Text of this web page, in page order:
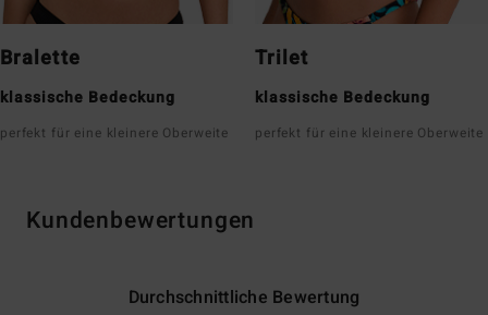
Bralette
klassische Bedeckung
perfekt für eine kleinere Oberweite
Trilet
klassische Bedeckung
perfekt für eine kleinere Oberweite
Kundenbewertungen
Durchschnittliche Bewertung